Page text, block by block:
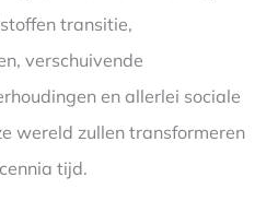
transitie,
verschuivende
en allerlei sociale
wereld zullen transformeren
tijd.